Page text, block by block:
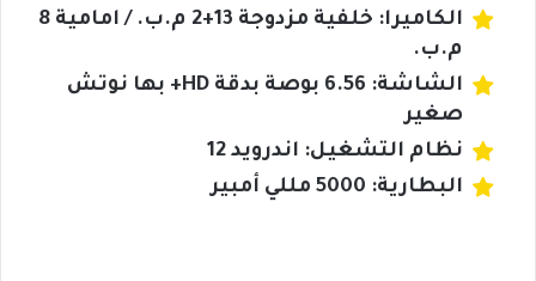
الكاميرا: خلفية مزدوجة 13+2 م.ب. / امامية 8
م.ب.
الشاشة: 6.56 بوصة بدقة HD+ بها نوتش
صغير
نظام التشغيل: اندرويد 12
البطارية: 5000 مللي أمبير